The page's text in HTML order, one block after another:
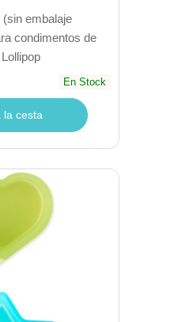
(sin embalaje
condimentos de
En Stock
la cesta